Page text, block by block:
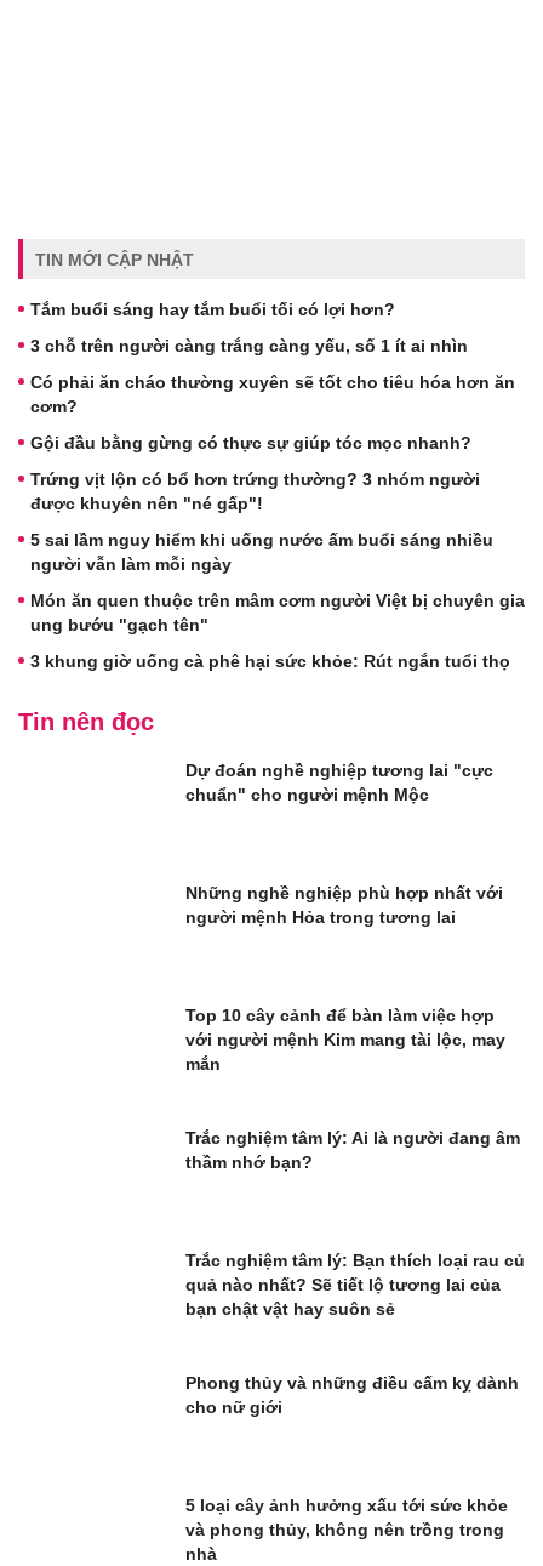
TIN MỚI CẬP NHẬT
Tắm buổi sáng hay tắm buổi tối có lợi hơn?
3 chỗ trên người càng trắng càng yếu, số 1 ít ai nhìn
Có phải ăn cháo thường xuyên sẽ tốt cho tiêu hóa hơn ăn
cơm?
Gội đầu bằng gừng có thực sự giúp tóc mọc nhanh?
Trứng vịt lộn có bổ hơn trứng thường? 3 nhóm người
được khuyên nên "né gấp"!
5 sai lầm nguy hiểm khi uống nước ấm buổi sáng nhiều
người vẫn làm mỗi ngày
Món ăn quen thuộc trên mâm cơm người Việt bị chuyên gia
ung bướu "gạch tên"
3 khung giờ uống cà phê hại sức khỏe: Rút ngắn tuổi thọ
Tin nên đọc
Dự đoán nghề nghiệp tương lai "cực
chuẩn" cho người mệnh Mộc
Những nghề nghiệp phù hợp nhất với
người mệnh Hỏa trong tương lai
Top 10 cây cảnh để bàn làm việc hợp
với người mệnh Kim mang tài lộc, may
mắn
Trắc nghiệm tâm lý: Ai là người đang âm
thầm nhớ bạn?
Trắc nghiệm tâm lý: Bạn thích loại rau củ
quả nào nhất? Sẽ tiết lộ tương lai của
bạn chật vật hay suôn sẻ
Phong thủy và những điều cấm kỵ dành
cho nữ giới
5 loại cây ảnh hưởng xấu tới sức khỏe
và phong thủy, không nên trồng trong
nhà